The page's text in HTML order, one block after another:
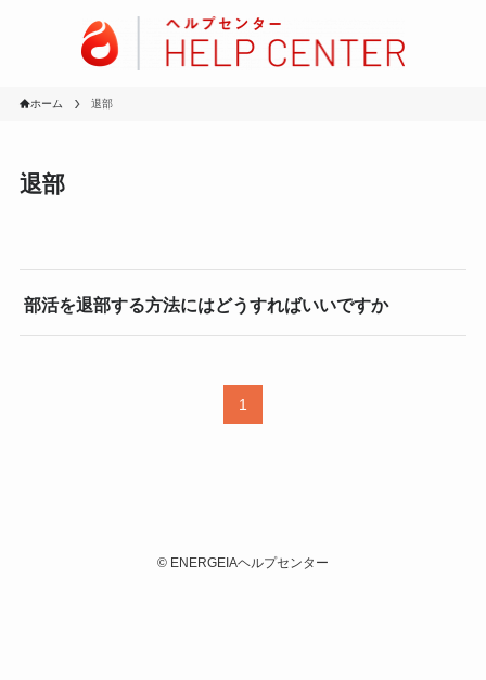
ホーム 退部
退部
部活を退部する方法にはどうすればいいですか
1
© ENERGEIAヘルプセンター